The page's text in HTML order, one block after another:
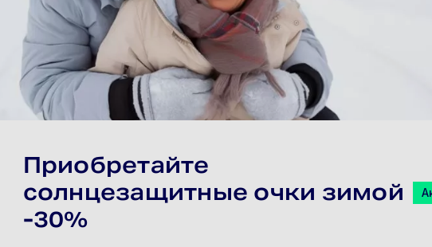
Приобретайте
солнцезащитные очки зимой
-30%